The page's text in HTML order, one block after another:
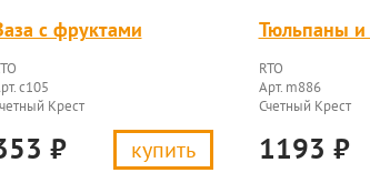
с фруктами
c105
Крест
₽ купить
Тюльпаны и
RTO
Арт. m886
Счетный Крест
1193 ₽